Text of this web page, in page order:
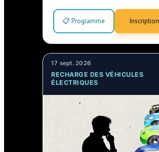
📋 Programme Inscription
17 sept. 2026
RECHARGE DES VÉHICULES
ÉLECTRIQUES